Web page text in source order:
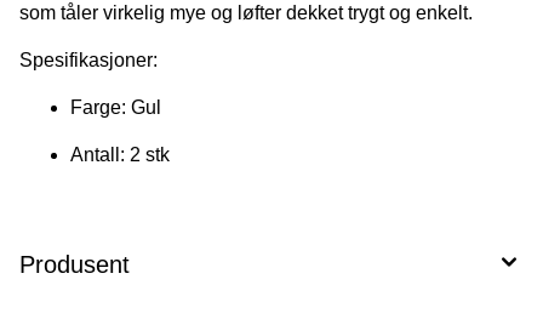
som tåler virkelig mye og løfter dekket trygt og enkelt.
Spesifikasjoner:
Farge: Gul
Antall: 2 stk
Produsent